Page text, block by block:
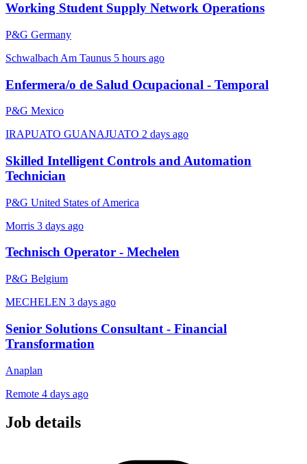
Working Student Supply Network Operations
P&G Germany
Schwalbach Am Taunus 5 hours ago
Enfermera/o de Salud Ocupacional - Temporal
P&G Mexico
IRAPUATO GUANAJUATO 2 days ago
Skilled Intelligent Controls and Automation
Technician
P&G United States of America
Morris 3 days ago
Technisch Operator - Mechelen
P&G Belgium
MECHELEN 3 days ago
Senior Solutions Consultant - Financial
Transformation
Anaplan
Remote 4 days ago
Job details